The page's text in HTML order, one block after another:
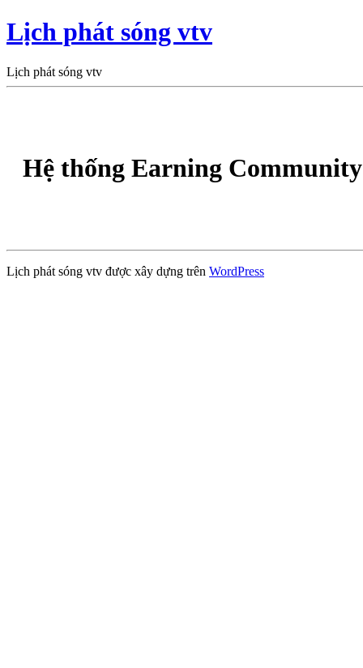
Lịch phát sóng vtv
Lịch phát sóng vtv
Hệ thống Earning
Lịch phát sóng vtv được xây dựng trên WordPress